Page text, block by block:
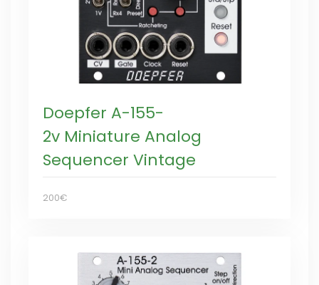
Doepfer A-155-
2v Miniature Analog
Sequencer Vintage
200€